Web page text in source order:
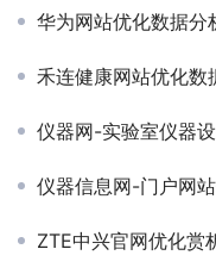
华为网站优化数据分
禾连健康网站优化数
仪器网-实验室仪器
仪器信息网-门户网
ZTE中兴官网优化赏